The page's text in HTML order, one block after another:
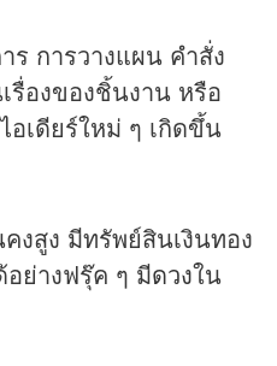
ร การวางแผน คำสั่ง
รื่องของชิ้นงาน หรือ
เดียร์ใหม่ ๆ เกิดขึ้น
งสูง มีทรัพย์สินเงินทอง
อย่างฟรุ๊ค ๆ มีดวงใน